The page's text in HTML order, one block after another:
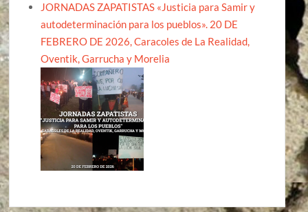
JORNADAS ZAPATISTAS «Justicia para Samir y
autodeterminación para los pueblos». 20 DE
FEBRERO DE 2026, Caracoles de La Realidad,
Oventik, Garrucha y Morelia